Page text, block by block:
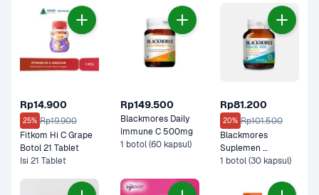
Rp14.900
25% Rp19.900
Fitkom Hi C Grape
Isi 21 Tablet
Rp149.500
Blackmores Daily
Immune C 500mg
1 botol (60 kapsul)
Rp81.200
20% Rp101.500
Blackmores
Suplemen
Odourless Fish Oil
1 botol (30 kapsul)